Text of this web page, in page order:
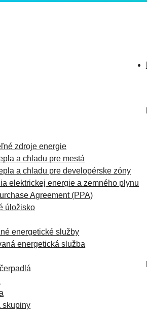
zdroje energie
a chladu pre mestá
a chladu pre developérske zóny
elektrickej energie a zemného plynu
Agreement (PPA)
úložisko
energetické služby
energetická služba
skupiny